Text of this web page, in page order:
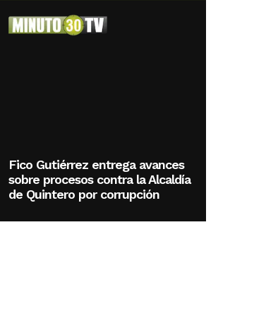
Fico Gutiérrez entrega avances
sobre procesos contra la Alcaldía
de Quintero por corrupción